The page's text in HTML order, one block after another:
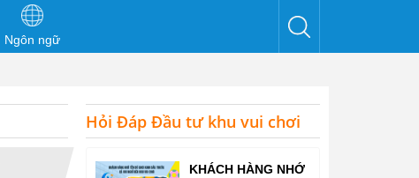
Ngôn ngữ
Hỏi Đáp Đầu tư khu vui chơi
KHÁCH HÀNG NHỚ